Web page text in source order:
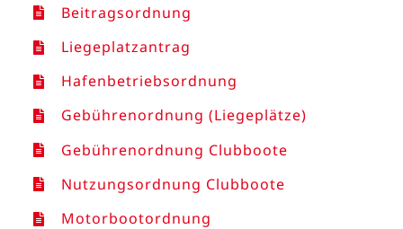
Beitragsordnung
Liegeplatzantrag
Hafenbetriebsordnung
Gebührenordnung (Liegeplätze)
Gebührenordnung Clubboote
Nutzungsordnung Clubboote
Motorbootordnung